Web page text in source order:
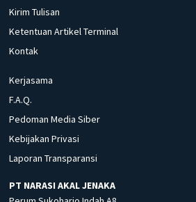
Kirim Tulisan
Ketentuan Artikel Terminal
Kontak
Kerjasama
F.A.Q.
Pedoman Media Siber
Kebijakan Privasi
Laporan Transparansi
PT NARASI AKAL JENAKA